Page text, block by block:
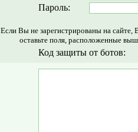
Пароль:
Если Вы не зарегистрированы на
оставьте поля, расположенные
Код защиты от ботов: